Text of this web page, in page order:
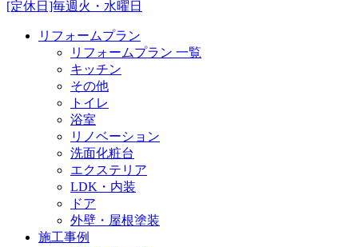
[定休日]毎週火・水曜日
リフォームプラン
リフォームプラン 一覧
キッチン
その他
トイレ
浴室
リノベーション
洗面化粧台
エクステリア
LDK・内装
ドア
外壁・屋根塗装
施工事例